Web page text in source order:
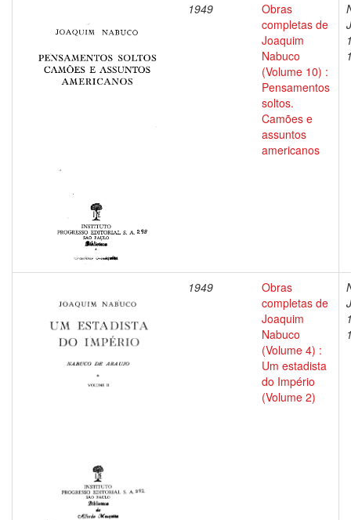
1949
Obras
completas de
Joaquim
Nabuco
(Volume 10) :
Pensamentos
soltos.
Camões e
assuntos
americanos
1949
Obras
completas de
Joaquim
Nabuco
(Volume 4) :
Um estadista
do Império
(Volume 2)